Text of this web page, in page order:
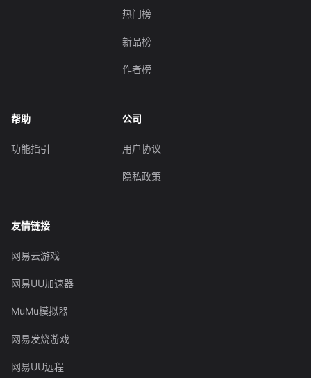
热门榜
新品榜
作者榜
帮助
功能指引
公司
用户协议
隐私政策
友情链接
网易云游戏
网易UU加速器
MuMu模拟器
网易发烧游戏
网易UU远程